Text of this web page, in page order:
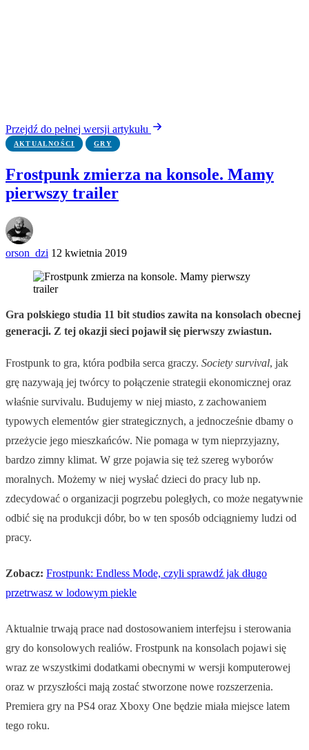
Przejdź do pełnej wersji artykułu
AKTUALNOŚCI GRY
Frostpunk zmierza na konsole. Mamy
pierwszy trailer
orson_dzi 12 kwietnia 2019
Gra polskiego studia 11 bit studios zawita na konsolach obecnej
generacji. Z tej okazji sieci pojawił się pierwszy zwiastun.
Frostpunk to gra, która podbiła serca graczy. Society survival, jak
grę nazywają jej twórcy to połączenie strategii ekonomicznej oraz
właśnie survivalu. Budujemy w niej miasto, z zachowaniem
typowych elementów gier strategicznych, a jednocześnie dbamy o
przeżycie jego mieszkańców. Nie pomaga w tym nieprzyjazny,
bardzo zimny klimat. W grze pojawia się też szereg wyborów
moralnych. Możemy w niej wysłać dzieci do pracy lub np.
zdecydować o organizacji pogrzebu poległych, co może negatywnie
odbić się na produkcji dóbr, bo w ten sposób odciągniemy ludzi od
pracy.
Zobacz: Frostpunk: Endless Mode, czyli sprawdź jak długo
przetrwasz w lodowym piekle
Aktualnie trwają prace nad dostosowaniem interfejsu i sterowania
gry do konsolowych realiów. Frostpunk na konsolach pojawi się
wraz ze wszystkimi dodatkami obecnymi w wersji komputerowej
oraz w przyszłości mają zostać stworzone nowe rozszerzenia.
Premiera gry na PS4 oraz Xboxy One będzie miała miejsce latem
tego roku.